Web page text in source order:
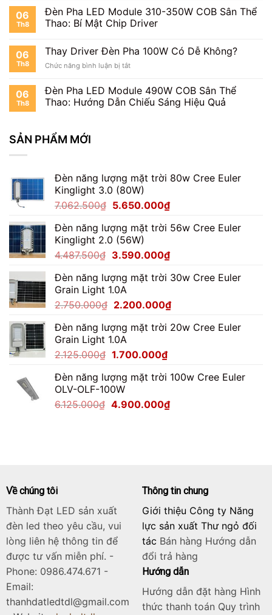
Sân
Tennis
Pha
Module
100W
Sân
06
Th8
Đèn Pha LED Module 310-350W COB Sân Thể
Thao: Bí Mật Chip Driver
06
Th8
Thay Driver Đèn Pha 100W Có Dễ Không?
Chức năng bình luận bị tắtở
Driver
Đèn
Pha
06
Th8
Đèn Pha LED Module 490W COB Sân Thể
Thao: Hướng Dẫn Chiếu Sáng Hiệu Quả
SẢN PHẨM MỚI
Đèn năng lượng mặt trời 80w Cree Euler
Kinglight 3.0 (80W)
7.062.500₫ Giá
là:
7.062.500₫.
5.650.000₫Giá
tại
5.650.000₫.
Đèn năng lượng mặt trời 56w Cree Euler
Kinglight 2.0 (56W)
4.487.500₫ Giá
là:
4.487.500₫.
3.590.000₫Giá
tại
3.590.000₫.
Đèn năng lượng mặt trời 30w Cree Euler
Grain Light 1.0A
2.750.000₫ Giá
là:
2.750.000₫.
2.200.000₫Giá
tại
Đèn năng lượng mặt trời 20w Cree Euler
Grain Light 1.0A
2.125.000₫ Giá
là:
2.125.000₫.
1.700.000₫Giá
tại
1.700.000₫.
Đèn năng lượng mặt trời 100w Cree Euler
OLV-OLF-100W
6.125.000₫ Giá
4.900.000₫Giá
Về chúng tôi
Thành Đạt LED sản xuất
đèn led theo yêu cầu, vui
lòng liên hệ thông tin để
được tư vấn miễn phí. -
Phone: 0986.474.671 -
Email:
thanhdatledtdl@gmail.com
Thông tin chung
Giới thiệu Công ty Năng
lực sản xuất Thư ngỏ đối
tác Bán hàng Hướng dẫn
đổi trả hàng
Hướng dẫn
Hướng dẫn đặt hàng Hình
thức thanh toán Quy trình